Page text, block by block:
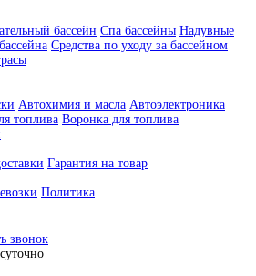
бассейн Спа бассейны Надувные
Средства по уходу за бассейном
Автохимия и масла Автоэлектроника
топлива Воронка для топлива
Гарантия на товар
Политика
звонок